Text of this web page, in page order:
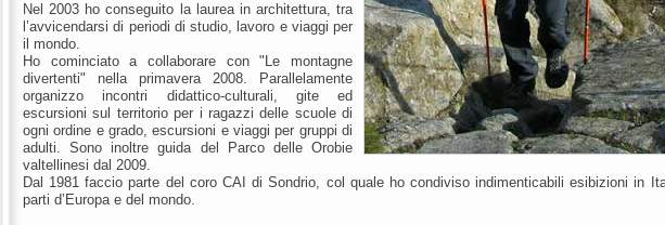
Nel 2003 ho conseguito la laurea in architettura, tra
l’avvicendarsi di periodi di studio, lavoro e viaggi per
il mondo.
Ho cominciato a collaborare con "Le montagne
divertenti" nella primavera 2008. Parallelamente
organizzo incontri didattico-culturali, gite ed
escursioni sul territorio per i ragazzi delle scuole di
ogni ordine e grado, escursioni e viaggi per gruppi di
adulti. Sono inoltre guida del Parco delle Orobie
valtellinesi dal 2009.
Dal 1981 faccio parte del coro CAI di Sondrio, col quale ho condiviso indimenticabili esibizioni in
parti d’Europa e del mondo.